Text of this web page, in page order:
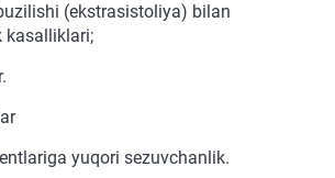
(ekstrasistoliya) bilan
kasalliklari;
yuqori sezuvchanlik.